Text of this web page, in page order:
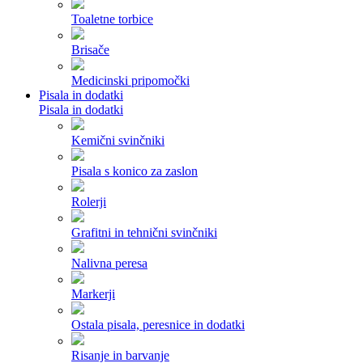
Toaletne torbice
Brisače
Medicinski pripomočki
Pisala in dodatki
Pisala in dodatki
Kemični svinčniki
Pisala s konico za zaslon
Rolerji
Grafitni in tehnični svinčniki
Nalivna peresa
Markerji
Ostala pisala, peresnice in dodatki
Risanje in barvanje